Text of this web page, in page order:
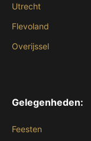
Utrecht
Flevoland
Overijssel
Gelegenheden:
Feesten